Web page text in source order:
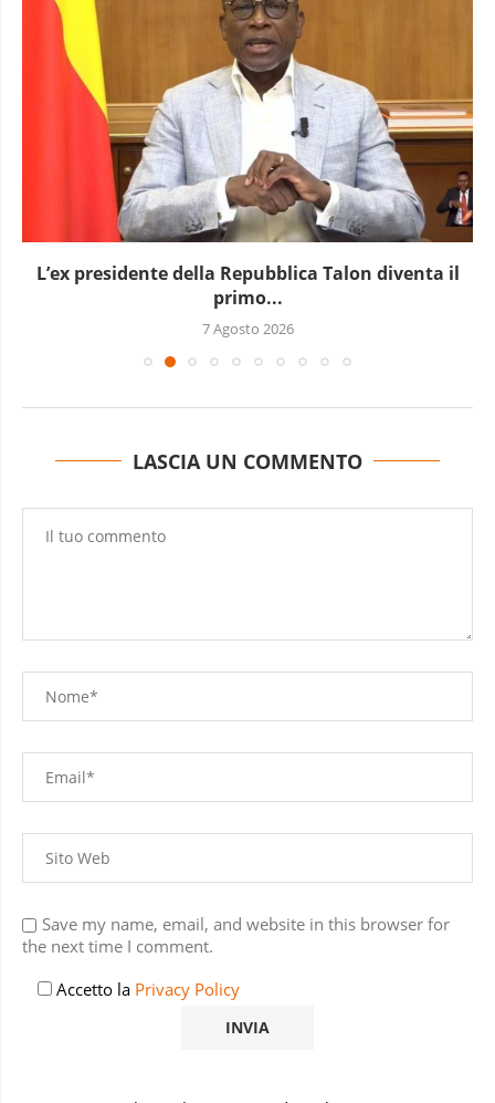
L’Uganda ha approvato l’invio di truppe a Gaza
7 Agosto 2026
the next time I comment.